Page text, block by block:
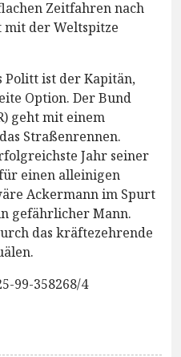
Zeitfahren nach
mit der Weltspitze
Politt ist der Kapitän,
Option. Der Bund
geht mit einem
Straßenrennen.
Jahr seiner
einen alleinigen
Ackermann im Spurt
gefährlicher Mann.
das kräftezehrende
99-358268/4